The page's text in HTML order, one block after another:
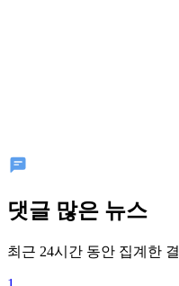
댓글 많은 뉴스
최근 24시간 동안 집계한